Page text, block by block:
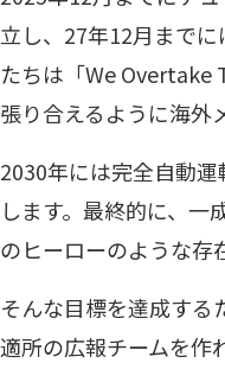
立し、27年12月まで
たちは「We Overtake
張り合えるように海外
2030年には完全自動
します。最終的に、一
のヒーローのような存
そんな目標を達成する
適所の広報チームを作